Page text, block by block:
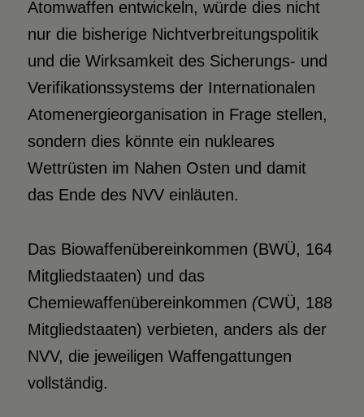
Atomwaffen entwickeln, würde dies nicht
nur die bisherige Nichtverbreitungspolitik
und die Wirksamkeit des Sicherungs- und
Verifikationssystems der Internationalen
Atomenergieorganisation in Frage stellen,
sondern dies könnte ein nukleares
Wettrüsten im Nahen Osten und damit
das Ende des NVV einläuten.
Das Biowaffenübereinkommen (BWÜ, 164
Mitgliedstaaten) und das
Chemiewaffenübereinkommen (CWÜ, 188
Mitgliedstaaten) verbieten, anders als der
NVV, die jeweiligen Waffengattungen
vollständig.